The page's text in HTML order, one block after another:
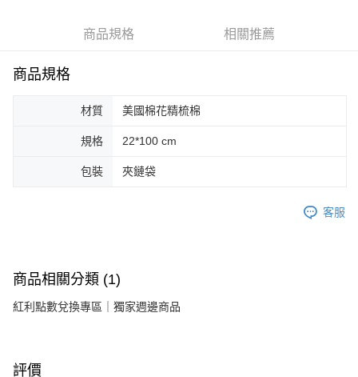
法說明評估內容。
1.分期款項不併入電信帳單，「大哥付你分期」於每月結算日後寄送繳費提
醒簡訊。
帳／街口支付／iPASS MONEY」等通路繳費。
用戶於交易時，得透過本服務購買商品或服務，並由商店將買賣／分期付款
資料（包含姓名、電話或地址）提供予台灣大哥大進項蒐集、處理及利用，
每筆NT$90，滿NT$2,000(含以上)免運費
付款後7-11取貨
每筆NT$90，滿NT$2,000(含以上)免運費
商品規格 相關推薦
商品規格
材質 美國棉花精梳棉
規格 22*100 cm
包裝 夾鏈袋
客服
商品相關分類 (1)
紅利點數兌換專區｜獨家週邊商品
評價